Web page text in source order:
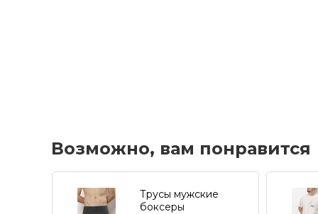
Возможно, вам понравится
Трусы мужские
боксеры